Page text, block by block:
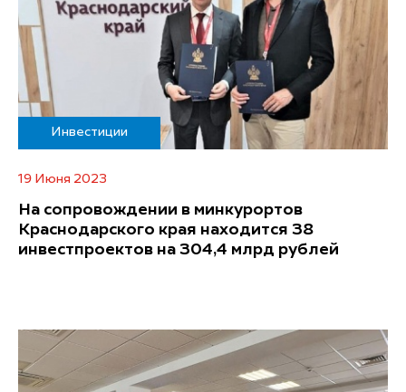
Инвестиции
19 Июня 2023
На сопровождении в минкурортов
Краснодарского края находится 38
инвестпроектов на 304,4 млрд рублей